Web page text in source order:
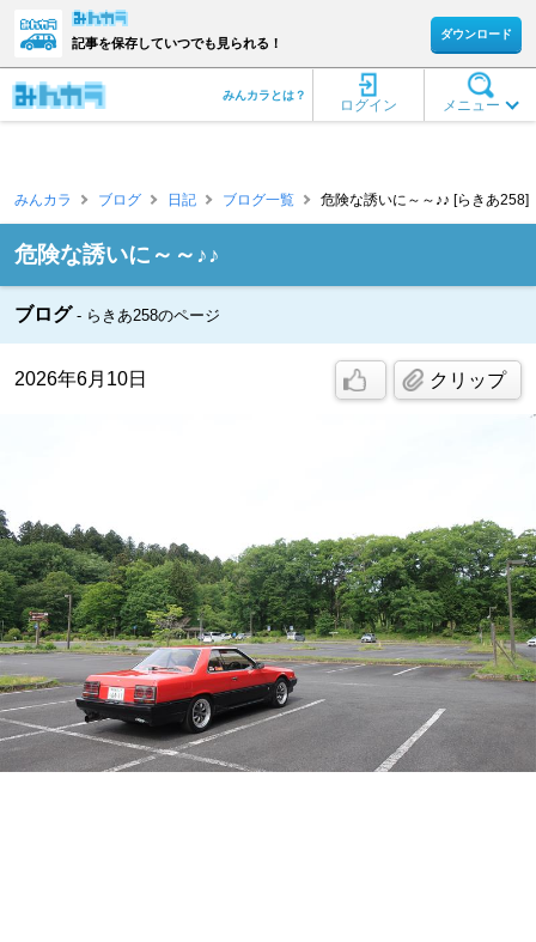
記事を保存していつでも見られる！
ダウンロード
メニュー
ログイン
みんカラとは？
みんカラ ブログ 日記 ブログ一覧 危険な誘いに～～♪♪ [らきあ258]
危険な誘いに～～♪♪
ブログ らきあ258のページ
2026年6月10日 クリップ